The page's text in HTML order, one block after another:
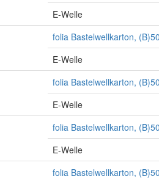
E-Welle
folia Bastelwellkarton,
E-Welle
folia Bastelwellkarton,
E-Welle
folia Bastelwellkarton,
E-Welle
folia Bastelwellkarton,